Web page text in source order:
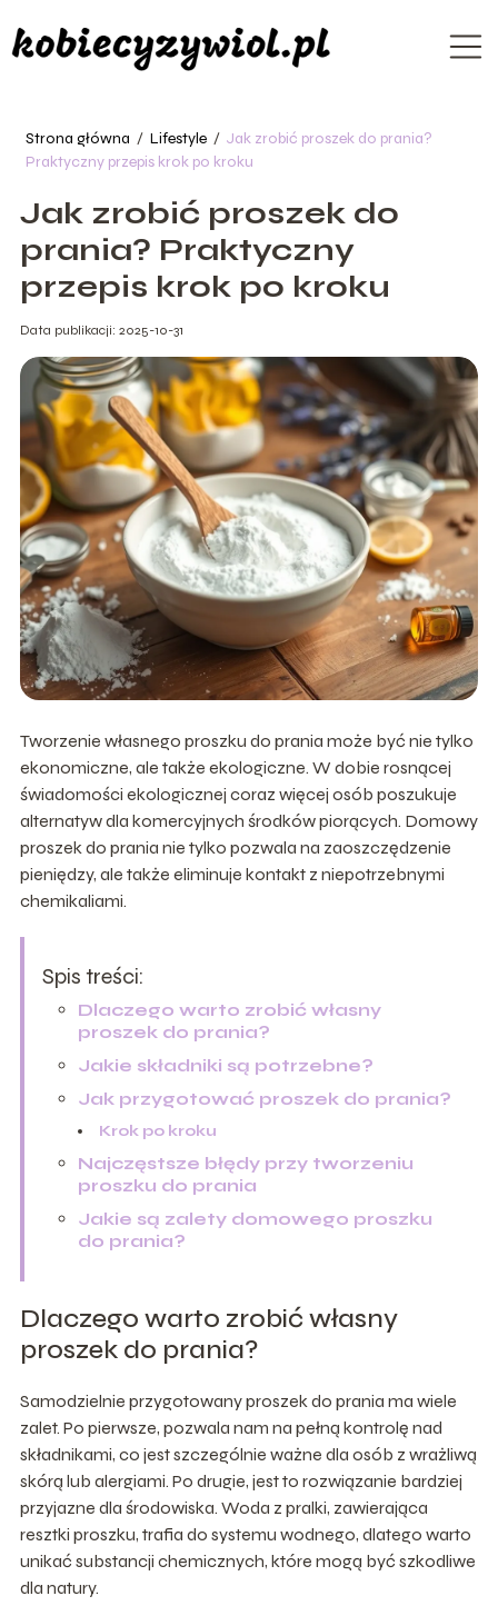
Strona główna / Lifestyle / Jak zrobić proszek do prania?
Praktyczny przepis krok po kroku
Jak zrobić proszek do
prania? Praktyczny
przepis krok po kroku
Data publikacji: 2025-10-31
Tworzenie własnego proszku do prania może być nie tylko
ekonomiczne, ale także ekologiczne. W dobie rosnącej
świadomości ekologicznej coraz więcej osób poszukuje
alternatyw dla komercyjnych środków piorących. Domowy
proszek do prania nie tylko pozwala na zaoszczędzenie
pieniędzy, ale także eliminuje kontakt z niepotrzebnymi
chemikaliami.
Spis treści:
Dlaczego warto zrobić własny
proszek do prania?
Jakie składniki są potrzebne?
Jak przygotować proszek do prania?
Krok po kroku
Najczęstsze błędy przy tworzeniu
proszku do prania
Jakie są zalety domowego proszku
do prania?
Dlaczego warto zrobić własny
proszek do prania?
Samodzielnie przygotowany proszek do prania ma wiele
zalet. Po pierwsze, pozwala nam na pełną kontrolę nad
składnikami, co jest szczególnie ważne dla osób z wrażliwą
skórą lub alergiami. Po drugie, jest to rozwiązanie bardziej
przyjazne dla środowiska. Woda z pralki, zawierająca
resztki proszku, trafia do systemu wodnego, dlatego warto
unikać substancji chemicznych, które mogą być szkodliwe
dla natury.